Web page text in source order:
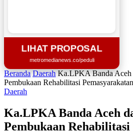
LIHAT PROPOSAL
metromedianews.co/peduli
Beranda Daerah Ka.LPKA Banda Aceh
Pembukaan Rehabilitasi
Daerah
Ka.LPKA Banda Aceh
Pembukaan